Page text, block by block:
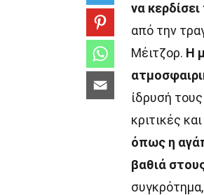
να
από την
Μέιτζορ. Η
ίδρυσή
κριτικές
όπως η
βαθιά